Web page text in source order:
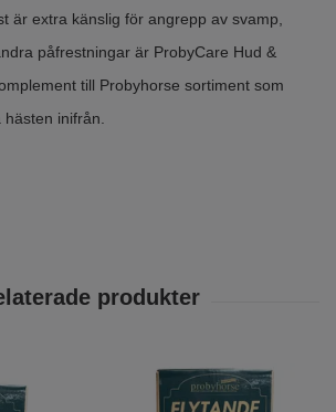
är extra känslig för angrepp av svamp,
påfrestningar är ProbyCare Hud &
till Probyhorse sortiment som
inifrån.